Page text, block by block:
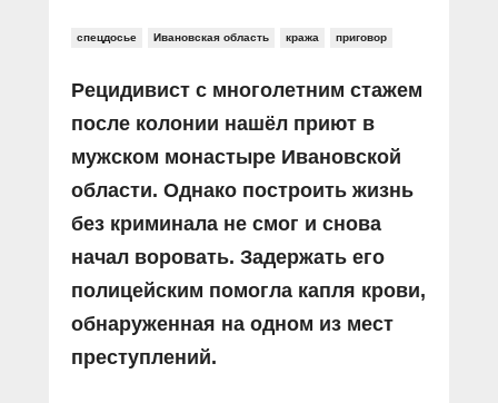
спецдосье Ивановская область кража приговор
Рецидивист с многолетним стажем
после колонии нашёл приют в
мужском монастыре Ивановской
области. Однако построить жизнь
без криминала не смог и снова
начал воровать. Задержать его
полицейским помогла капля крови,
обнаруженная на одном из мест
преступлений.